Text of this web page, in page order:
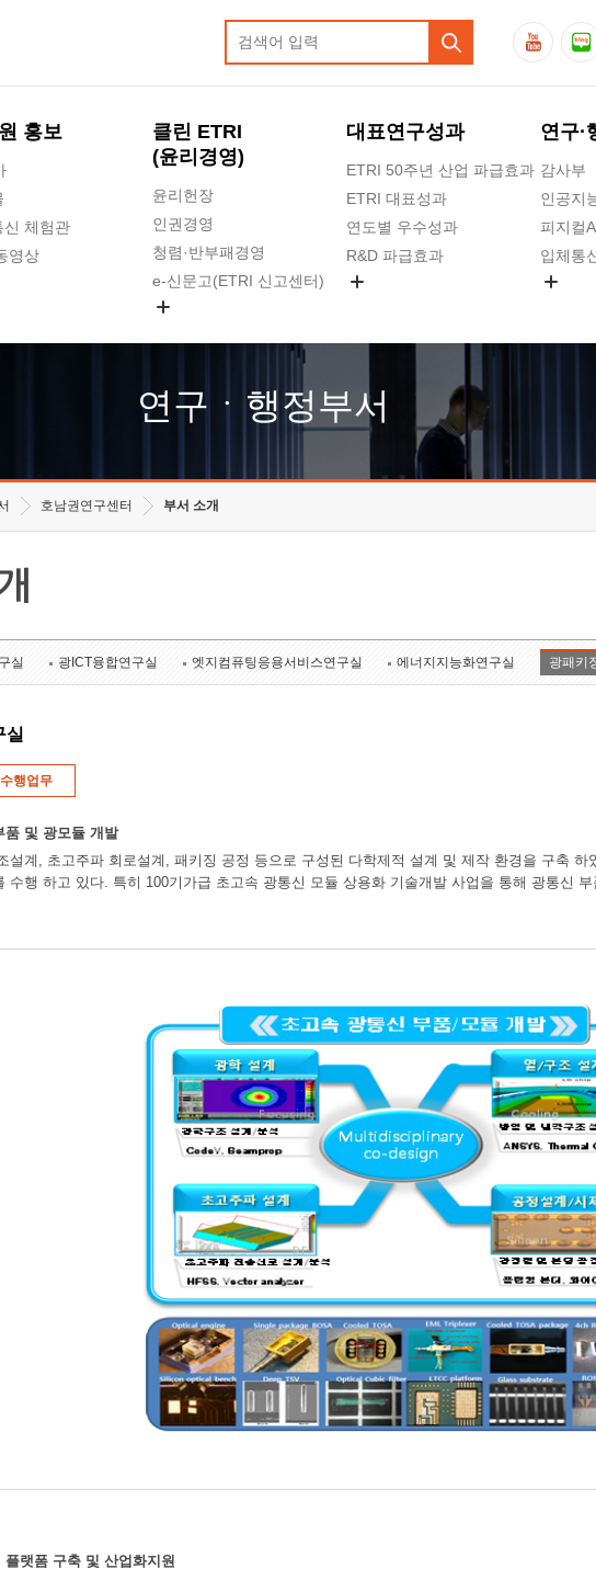
홍보
신 체험관
영상
클린 ETRI
(윤리경영)
윤리헌장
인권경영
청렴·반부패경영
e-신문고(ETRI 신고센터)
고객의소리
수의계약 현황
대표연구성과
ETRI 50주년 산업 파급효과
ETRI 대표성과
연도별 우수성과
R&D 파급효과
연구·
감사부
인공지
피지컬
입체통
호남권
기획본
연구ㆍ행정부서
호남권연구센터 부서 소개
실 광ICT융합연구실 엣지컴퓨팅응용서비스연구실 에너지지능화연구실 광패키
실
수행업무
품 및 광모듈 개발
설계, 초고주파 회로설계, 패키징 공정 등으로 구성된 다학제적 설계 및 제작 환경을 구축
수행 하고 있다. 특히 100기가급 초고속 광통신 모듈 상용화 기술개발 사업을 통해 광통신
랫폼 구축 및 산업화지원